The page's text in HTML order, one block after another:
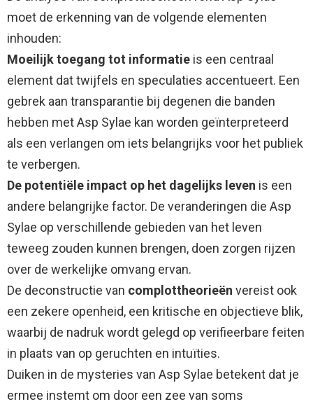
moet de erkenning van de volgende elementen
inhouden:
Moeilijk toegang tot informatie is een centraal
element dat twijfels en speculaties accentueert. Een
gebrek aan transparantie bij degenen die banden
hebben met Asp Sylae kan worden geïnterpreteerd
als een verlangen om iets belangrijks voor het publiek
te verbergen.
De potentiële impact op het dagelijks leven is een
andere belangrijke factor. De veranderingen die Asp
Sylae op verschillende gebieden van het leven
teweeg zouden kunnen brengen, doen zorgen rijzen
over de werkelijke omvang ervan.
De deconstructie van complottheorieën vereist ook
een zekere openheid, een kritische en objectieve blik,
waarbij de nadruk wordt gelegd op verifieerbare feiten
in plaats van op geruchten en intuïties.
Duiken in de mysteries van Asp Sylae betekent dat je
ermee instemt om door een zee van soms